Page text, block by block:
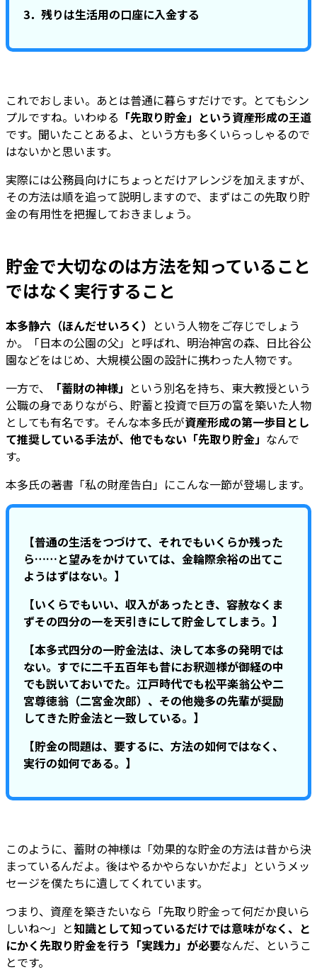
3．残りは生活用の口座に入金する
これでおしまい。あとは普通に暮らすだけです。とてもシン
プルですね。いわゆる 「先取り貯金」という資産形成の王道
です。聞いたことあるよ、という方も多くいらっしゃるので
はないかと思います。
実際には公務員向けにちょっとだけアレンジを加えますが、
その方法は順を追って説明しますので、まずはこの先取り貯
金の有用性を把握しておきましょう。
貯金で大切なのは方法を知っていること
ではなく実行すること
本多静六（ほんだせいろく） という人物をご存じでしょう
か。「日本の公園の父」と呼ばれ、明治神宮の森、日比谷公
園などをはじめ、大規模公園の設計に携わった人物です。
一方で、
「蓄財の神様」 という別名を持ち、東大教授という
公職の身でありながら、貯蓄と投資で巨万の富を築いた人物
としても有名です。そんな本多氏が資産形成の第一歩目とし
て推奨している手法が、他でもない「先取り貯金」 なんで
す。
本多氏の著書「私の財産告白」にこんな一節が登場します。
【普通の生活をつづけて、それでもいくらか残った
ら……と望みをかけていては、金輪際余裕の出てこ
ようはずはない。】
【いくらでもいい、収入があったとき、容赦なくま
ずその四分の一を天引きにして貯金してしまう。】
【本多式四分の一貯金法は、決して本多の発明では
ない。すでに二千五百年も昔にお釈迦様が御経の中
でも説いておいでた。江戸時代でも松平楽翁公や二
宮尊徳翁（二宮金次郎）、その他幾多の先輩が奨励
してきた貯金法と一致している。】
【貯金の問題は、要するに、方法の如何ではなく、
実行の如何である。】
このように、蓄財の神様は「効果的な貯金の方法は昔から決
まっているんだよ。後はやるかやらないかだよ」というメッ
セージを僕たちに遺してくれています。
つまり、資産を築きたいなら「先取り貯金って何だか良いら
しいね～」と知識として知っているだけでは意味がなく、と
にかく先取り貯金を行う「実践力」が必要なんだ、というこ
とです。